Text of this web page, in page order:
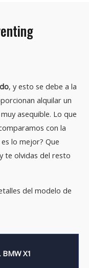
, y esto se debe a la
alquilar un
asequible. Lo que
con la
lo mejor? Que
y te olvidas del resto
del modelo de
BMW X1